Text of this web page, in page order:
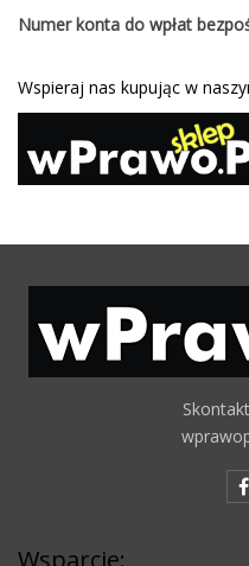
Numer konta do wpłat
Wspieraj nas kupując w